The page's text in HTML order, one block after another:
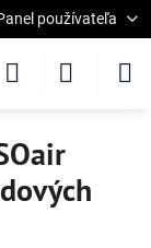
používateľa